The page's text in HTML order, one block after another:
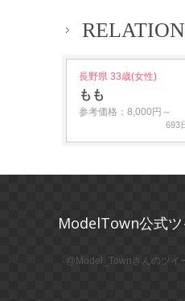
RELATION
長野県 33歳(女性)
もも
参考価格：8,000円～
693
ModelTown公式
@Model_Townさんのツイ